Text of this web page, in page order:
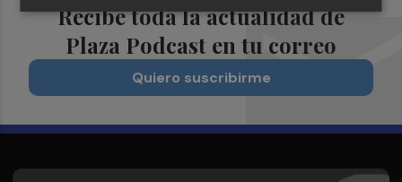
Recibe toda la actualidad de
Plaza Podcast en tu correo
Quiero suscribirme